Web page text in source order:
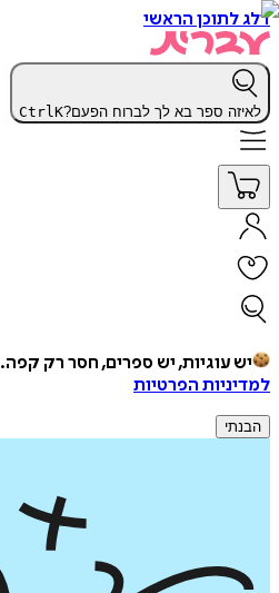
דלג לתוכן הראשי
לאיזה ספר בא לך לברוח הפעם? CtrlK
יש עוגיות, יש ספרים, חסר רק קפה.
למדיניות הפרטיות
הבנתי